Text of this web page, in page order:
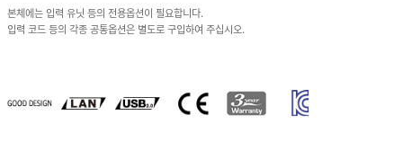
본체에는 입력 유닛 등의 전용옵션이 필요합니다.
입력 코드 등의 각종 공통옵션은 별도로 구입하여 주십시오.